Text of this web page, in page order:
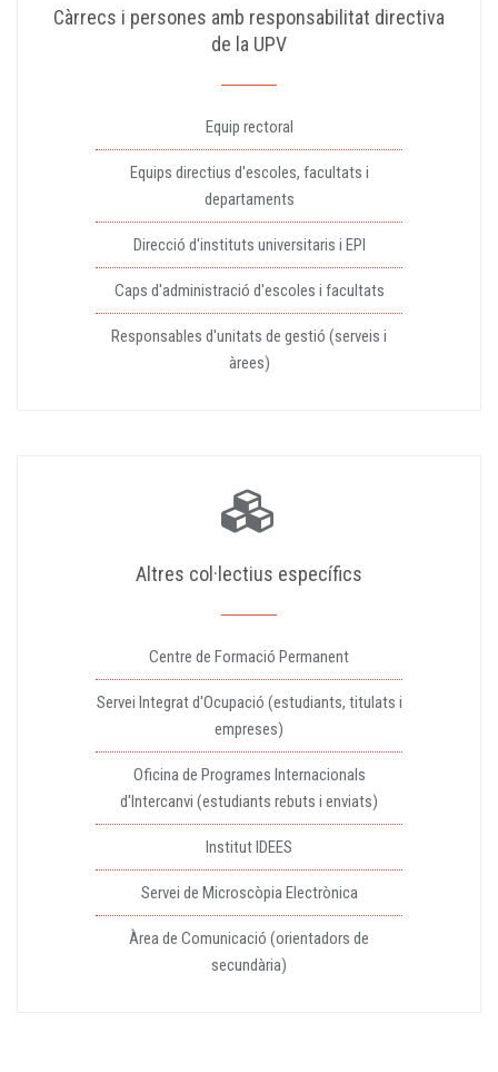
Càrrecs i persones amb responsabilitat directiva
de la UPV
Equip rectoral
Equips directius d'escoles, facultats i
departaments
Direcció d'instituts universitaris i EPI
Caps d'administració d'escoles i facultats
Responsables d'unitats de gestió (serveis i
àrees)
Altres col·lectius específics
Centre de Formació Permanent
Servei Integrat d'Ocupació (estudiants, titulats i
empreses)
Oficina de Programes Internacionals
d'Intercanvi (estudiants rebuts i enviats)
Institut IDEES
Servei de Microscòpia Electrònica
Àrea de Comunicació (orientadors de
secundària)